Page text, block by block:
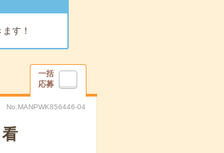
す！
一括
応募
No.MANPWK856446-04